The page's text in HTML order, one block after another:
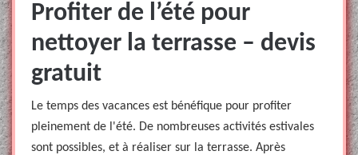
Profiter de l’été pour
nettoyer la terrasse – devis
gratuit
Le temps des vacances est bénéfique pour profiter
pleinement de l'été. De nombreuses activités estivales
sont possibles, et à réaliser sur la terrasse. Après